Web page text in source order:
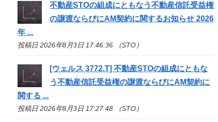
不動産STOの組成にともなう不動産信託受益権
の譲渡ならびにAM契約に関するお知らせ 2026
年 ...
投稿日 2026年8月3日 17:46:36 （STO）
[ウェルス 3772.T] 不動産STOの組成にともな
う不動産信託受益権の譲渡ならびにAM契約に
関する ...
投稿日 2026年8月3日 17:27:48 （STO）